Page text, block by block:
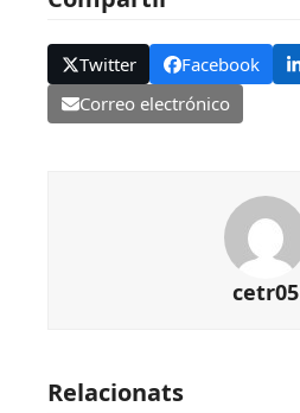
Twitter Facebook
Correo electrónico
cetr05
Relacionats